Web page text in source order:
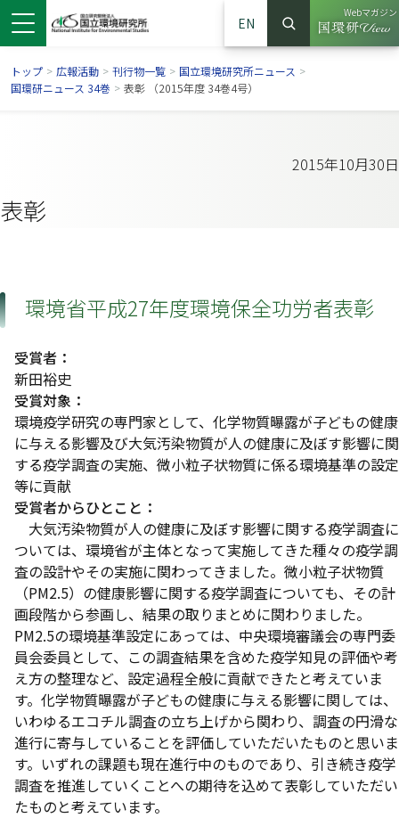
ドウで開きます）
ンドウで開きます）
ウインドウで開きます）
EN
サイト内検索
検索
Webマガジン
（別ウイ
トップ > 広報活動 > 刊行物一覧 > 国立環境研究所ニュース >
国環研ニュース 34巻 > 表彰 （2015年度 34巻4号）
2015年10月30日
表彰
環境省平成27年度環境保全功労者表彰
受賞者：
新田裕史
受賞対象：
環境疫学研究の専門家として、化学物質曝露が子どもの健康
に与える影響及び大気汚染物質が人の健康に及ぼす影響に関
する疫学調査の実施、微小粒子状物質に係る環境基準の設定
等に貢献
受賞者からひとこと：
大気汚染物質が人の健康に及ぼす影響に関する疫学調査に
ついては、環境省が主体となって実施してきた種々の疫学調
査の設計やその実施に関わってきました。微小粒子状物質
（PM2.5）の健康影響に関する疫学調査についても、その計
画段階から参画し、結果の取りまとめに関わりました。
PM2.5の環境基準設定にあっては、中央環境審議会の専門委
員会委員として、この調査結果を含めた疫学知見の評価や考
え方の整理など、設定過程全般に貢献できたと考えていま
す。化学物質曝露が子どもの健康に与える影響に関しては、
いわゆるエコチル調査の立ち上げから関わり、調査の円滑な
進行に寄与していることを評価していただいたものと思いま
す。いずれの課題も現在進行中のものであり、引き続き疫学
調査を推進していくことへの期待を込めて表彰していただい
たものと考えています。